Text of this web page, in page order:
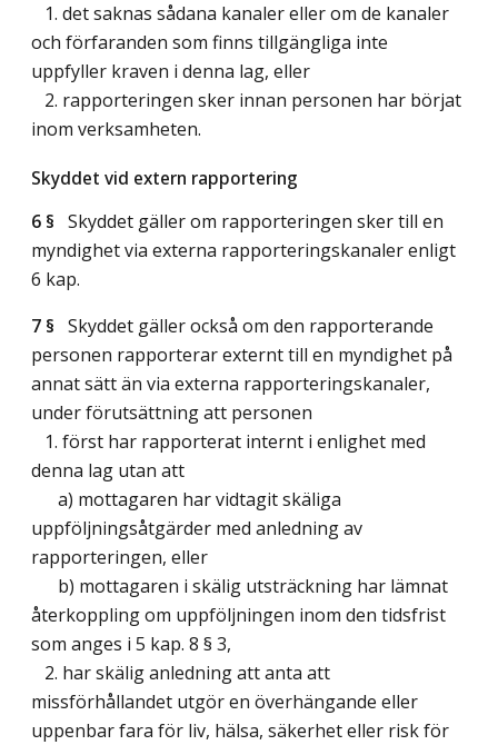
1. det saknas sådana kanaler eller om de kanaler
och förfaranden som finns tillgängliga inte
uppfyller kraven i denna lag, eller
2. rapporteringen sker innan personen har börjat
inom verksamheten.
Skyddet vid extern rapportering
6 § Skyddet gäller om rapporteringen sker till en
myndighet via externa rapporteringskanaler enligt
6 kap.
7 § Skyddet gäller också om den rapporterande
personen rapporterar externt till en myndighet på
annat sätt än via externa rapporteringskanaler,
under förutsättning att personen
1. först har rapporterat internt i enlighet med
denna lag utan att
a) mottagaren har vidtagit skäliga
uppföljningsåtgärder med anledning av
rapporteringen, eller
b) mottagaren i skälig utsträckning har lämnat
återkoppling om uppföljningen inom den tidsfrist
som anges i 5 kap. 8 § 3,
2. har skälig anledning att anta att
missförhållandet utgör en överhängande eller
uppenbar fara för liv, hälsa, säkerhet eller risk för